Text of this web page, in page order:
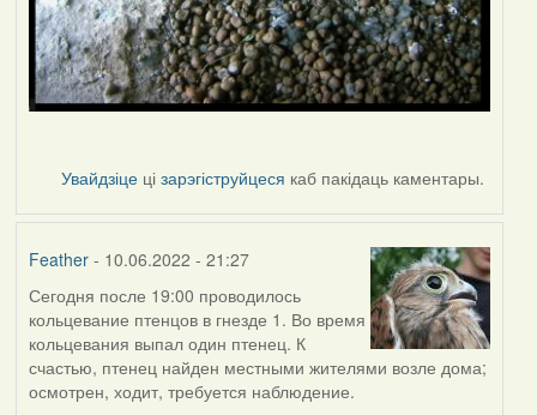
Увайдзіце цізарэгіструйцеся каб пакідаць каментары.
Feather- 10.06.2022 - 21:27
Сегодня после 19:00 проводилось
кольцевание птенцов в гнезде 1. Во время
кольцевания выпал один птенец. К
счастью, птенец найден местными жителями возле дома;
осмотрен, ходит, требуется наблюдение.